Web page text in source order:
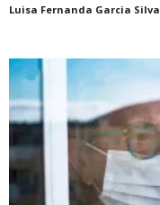
Luisa Fernanda Garcia Silva